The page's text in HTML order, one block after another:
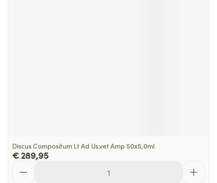
Discus Compositum Lt Ad Us.vet Amp 50x5,0ml
€ 289,95